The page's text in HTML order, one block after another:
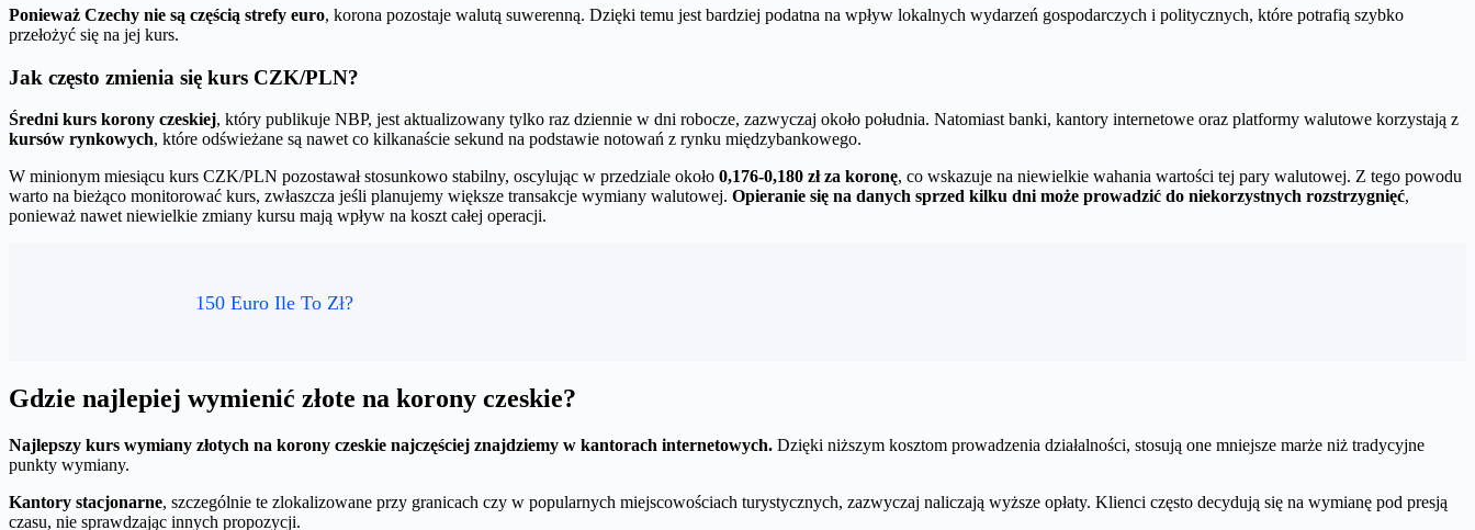
Ponieważ Czechy nie są częścią strefy euro, korona pozostaje walutą suwerenną. Dzięki temu jest bardziej podatna na wpływ lokalnych wydarzeń gospodarczych i politycznych, które potrafią szybko
przełożyć się na jej kurs.
Jak często zmienia się kurs CZK/PLN?
Średni kurs korony czeskiej, który publikuje NBP, jest aktualizowany tylko raz dziennie w dni robocze, zazwyczaj około południa. Natomiast banki, kantory internetowe oraz platformy walutowe korzystają z
kursów rynkowych, które odświeżane są nawet co kilkanaście sekund na podstawie notowań z rynku międzybankowego.
W minionym miesiącu kurs CZK/PLN pozostawał stosunkowo stabilny, oscylując w przedziale około 0,176-0,180 zł za koronę, co wskazuje na niewielkie wahania wartości tej pary walutowej. Z tego powodu
warto na bieżąco monitorować kurs, zwłaszcza jeśli planujemy większe transakcje wymiany walutowej. Opieranie się na danych sprzed kilku dni może prowadzić do niekorzystnych rozstrzygnięć,
ponieważ nawet niewielkie zmiany kursu mają wpływ na koszt całej operacji.
150 Euro Ile To Zł?
Gdzie najlepiej wymienić złote na korony czeskie?
Najlepszy kurs wymiany złotych na korony czeskie najczęściej znajdziemy w kantorach internetowych. Dzięki niższym kosztom prowadzenia działalności, stosują one mniejsze marże niż tradycyjne
punkty wymiany.
Kantory stacjonarne, szczególnie te zlokalizowane przy granicach czy w popularnych miejscowościach turystycznych, zazwyczaj naliczają wyższe opłaty. Klienci często decydują się na wymianę pod presją
czasu, nie sprawdzając innych propozycji.